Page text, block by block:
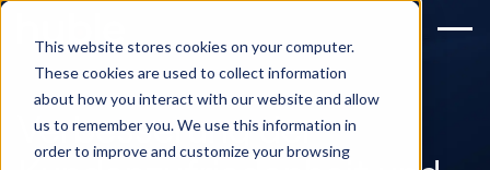
This website stores cookies on your computer.
These cookies are used to collect information
about how you interact with our website and allow
us to remember you. We use this information in
order to improve and customize your browsing
Verbesserung der